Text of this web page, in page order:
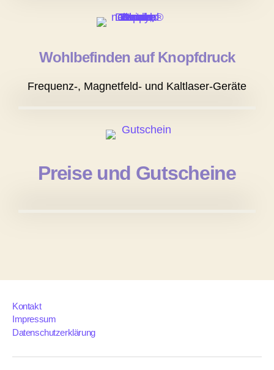
Wohlbefinden auf Knopfdruck
Frequenz-, Magnetfeld- und Kaltlaser-Geräte
Preise und Gutscheine
Kontakt
Impressum
Datenschutzerklärung